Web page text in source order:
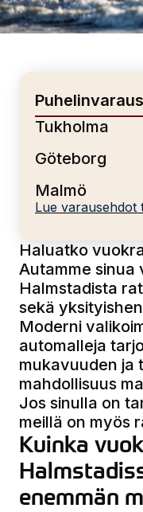
Puhelinvaraus
Tukholma
Göteborg
Malmö
Lue varausehdot
Haluatko
Autamme sinua
Halmstadista
sekä
Moderni
automalleja
mukavuuden ja
mahdollisuus
Jos sinulla on
meillä on myös
Kuinka
enemmän